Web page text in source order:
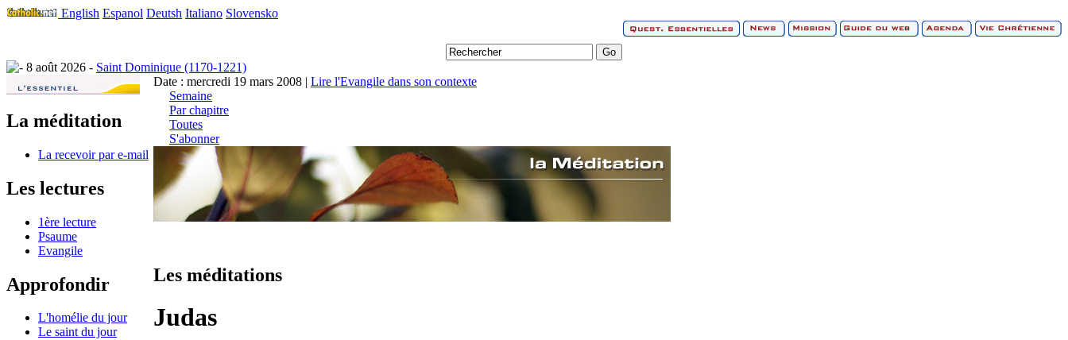
English Espanol Deutsh Italiano Slovensko
8 août 2026 - Saint Dominique (1170-1221)
La méditation
La recevoir par e-mail
Les lectures
1ère lecture
Psaume
Evangile
Approfondir
L'homélie du jour
Le saint du jour
Date : mercredi 19 mars 2008 | Lire l'Evangile dans son contexte
Semaine
Par chapitre
Toutes
S'abonner
Les méditations
Judas